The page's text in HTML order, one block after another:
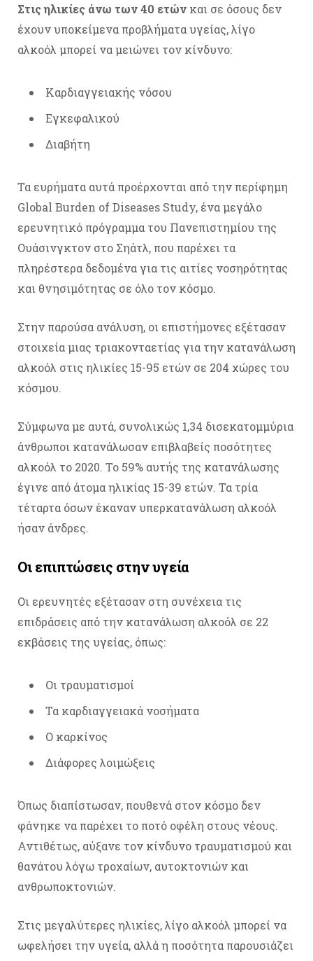
Στις ηλικίες άνω των 40 ετών και σε όσους δεν
έχουν υποκείμενα προβλήματα υγείας, λίγο
αλκοόλ μπορεί να μειώνει τον κίνδυνο:
Καρδιαγγειακής νόσου
Εγκεφαλικού
Διαβήτη
Τα ευρήματα αυτά προέρχονται από την περίφημη
Global Burden of Diseases Study, ένα μεγάλο
ερευνητικό πρόγραμμα του Πανεπιστημίου της
Ουάσινγκτον στο Σηάτλ, που παρέχει τα
πληρέστερα δεδομένα για τις αιτίες νοσηρότητας
και θνησιμότητας σε όλο τον κόσμο.
Στην παρούσα ανάλυση, οι επιστήμονες εξέτασαν
στοιχεία μιας τριακονταετίας για την κατανάλωση
αλκοόλ στις ηλικίες 15-95 ετών σε 204 χώρες του
κόσμου.
Σύμφωνα με αυτά, συνολικώς 1,34 δισεκατομμύρια
άνθρωποι κατανάλωσαν επιβλαβείς ποσότητες
αλκοόλ το 2020. Το 59% αυτής της κατανάλωσης
έγινε από άτομα ηλικίας 15-39 ετών. Τα τρία
τέταρτα όσων έκαναν υπερκατανάλωση αλκοόλ
ήσαν άνδρες.
Οι επιπτώσεις στην υγεία
Οι ερευνητές εξέτασαν στη συνέχεια τις
επιδράσεις από την κατανάλωση αλκοόλ σε 22
εκβάσεις της υγείας, όπως:
Οι τραυματισμοί
Τα καρδιαγγειακά νοσήματα
Ο καρκίνος
Διάφορες λοιμώξεις
Όπως διαπίστωσαν, πουθενά στον κόσμο δεν
φάνηκε να παρέχει το ποτό οφέλη στους νέους.
Αντιθέτως, αύξανε τον κίνδυνο τραυματισμού και
θανάτου λόγω τροχαίων, αυτοκτονιών και
ανθρωποκτονιών.
Στις μεγαλύτερες ηλικίες, λίγο αλκοόλ μπορεί να
ωφελήσει την υγεία, αλλά η ποσότητα παρουσιάζει